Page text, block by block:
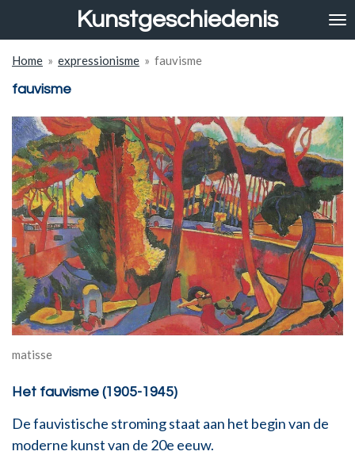
de
hoofdinhoud
Kunstgeschiedenis
Home » expressionisme » fauvisme
fauvisme
matisse
Het fauvisme (1905-1945)
De fauvistische stroming staat aan het begin van de
moderne kunst van de 20e eeuw.